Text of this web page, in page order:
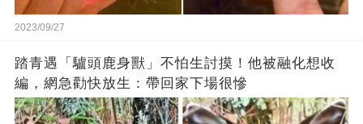
2023/09/27
踏青遇「驢頭鹿身獸」不怕生討摸！他被融化想收
編，網急勸快放生：帶回家下場很慘